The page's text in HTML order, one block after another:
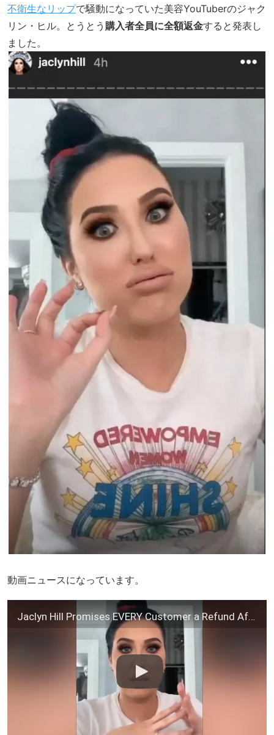
不衛生なリップで騒動になっていた美容YouTuberのジャク
リン・ヒル。とうとう 購入者全員に全額返金すると発表し
ました。
動画ニュースになっています。
Jaclyn Hill Promises EVERY Customer a Refund After Lipstick Controversy